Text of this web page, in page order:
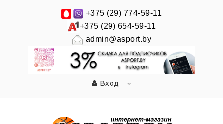
+375 (29) 774-59-11
+375 (29) 654-59-11
admin@asport.by
Вход